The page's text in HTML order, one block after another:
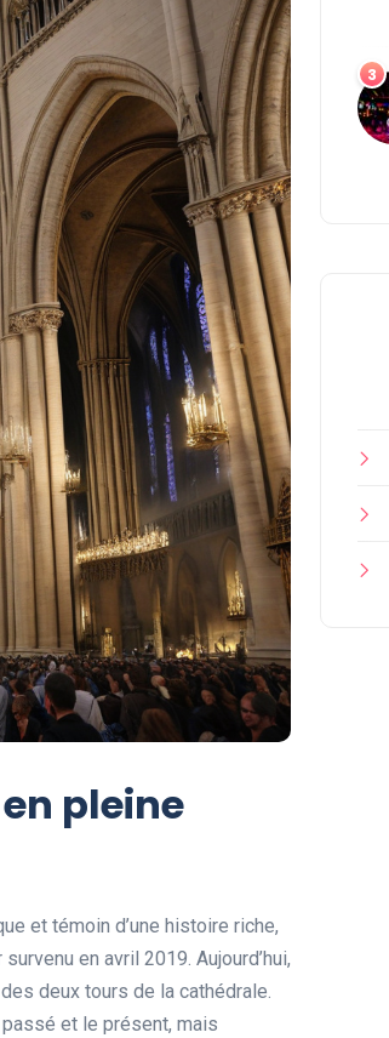
pleine
et témoin d’une histoire riche,
en avril 2019. Aujourd’hui,
deux tours de la cathédrale.
et le présent, mais